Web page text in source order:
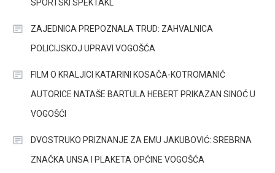
SPORTSKI SPEKTAKL
ZAJEDNICA PREPOZNALA TRUD: ZAHVALNICA
POLICIJSKOJ UPRAVI VOGOŠĆA
FILM O KRALJICI KATARINI KOSAČA-KOTROMANIĆ
AUTORICE NATAŠE BARTULA HEBERT PRIKAZAN SINOĆ U
VOGOŠĆI
DVOSTRUKO PRIZNANJE ZA EMU JAKUBOVIĆ: SREBRNA
ZNAČKA UNSA I PLAKETA OPĆINE VOGOŠĆA